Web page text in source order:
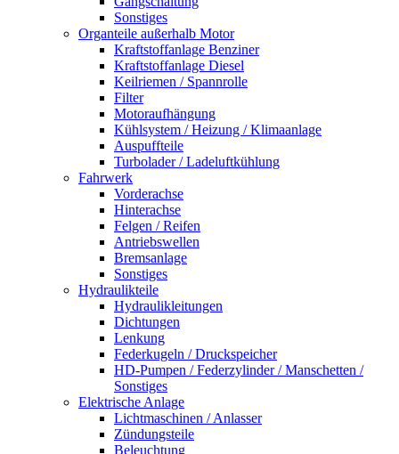
Sonstiges
Organteile außerhalb Motor
Kraftstoffanlage Benziner
Kraftstoffanlage Diesel
Keilriemen / Spannrolle
Filter
Motoraufhängung
Kühlsystem / Heizung / Klimaanlage
Auspuffteile
Turbolader / Ladeluftkühlung
Fahrwerk
Vorderachse
Hinterachse
Felgen / Reifen
Antriebswellen
Bremsanlage
Sonstiges
Hydraulikteile
Hydraulikleitungen
Dichtungen
Lenkung
Federkugeln / Druckspeicher
HD-Pumpen / Federzylinder / Manschetten /
Sonstiges
Elektrische Anlage
Lichtmaschinen / Anlasser
Zündungsteile
Beleuchtung